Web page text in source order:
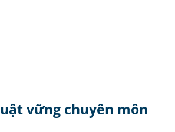
vững chuyên môn